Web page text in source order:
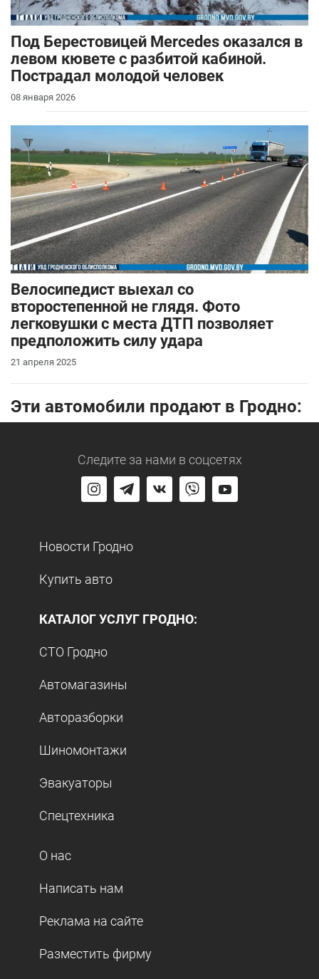
Под Берестовицей Mercedes оказался в
левом кювете с разбитой кабиной.
Пострадал молодой человек
08 января 2026
Велосипедист выехал со
второстепенной не глядя. Фото
легковушки с места ДТП позволяет
предположить силу удара
21 апреля 2025
Эти автомобили продают в Гродно:
Следите за нами в соцсетях
Новости Гродно
Купить авто
КАТАЛОГ УСЛУГ ГРОДНО:
СТО Гродно
Автомагазины
Авторазборки
Шиномонтажи
Эвакуаторы
Спецтехника
О нас
Написать нам
Реклама на сайте
Разместить фирму